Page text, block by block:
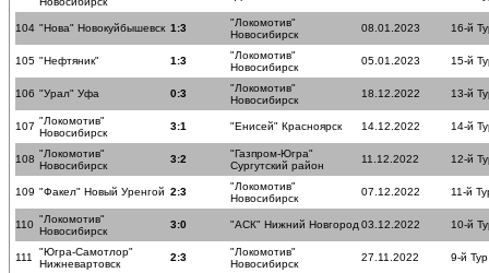
104 "Нова" Новокуйбышевск 1:3
"Локомотив"
Новосибирск
08.01.2023 16-й
105 "Нефтяник" 1:3
"Локомотив"
Новосибирск
05.01.2023 15-й
106 "Урал" Уфа 0:3
"Локомотив"
Новосибирск
18.12.2022 13-й
107 "Локомотив"
Новосибирск
3:1 "Енисей" Красноярск 14.12.2022 14-й
108 "Локомотив"
Новосибирск
3:2
"Газпром-Югра"
Сургутский район
11.12.2022 12-й
109 "Факел" Новый Уренгой 2:3
"Локомотив"
Новосибирск
07.12.2022 11-й
110 "Локомотив"
Новосибирск
3:0 "АСК" Нижний Новгород 03.12.2022 10-й
111
"Югра-Самотлор"
Нижневартовск
2:3
"Локомотив"
Новосибирск
27.11.2022 9-й Тур